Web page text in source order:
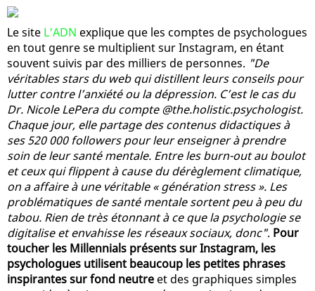
Le site L'ADN explique que les comptes de psychologues
en tout genre se multiplient sur Instagram, en étant
souvent suivis par des milliers de personnes. "De
véritables stars du web qui distillent leurs conseils pour
lutter contre l’anxiété ou la dépression. C’est le cas du
Dr. Nicole LePera du compte @the.holistic.psychologist.
Chaque jour, elle partage des contenus didactiques à
ses 520 000 followers pour leur enseigner à prendre
soin de leur santé mentale. Entre les burn-out au boulot
et ceux qui flippent à cause du dérèglement climatique,
on a affaire à une véritable « génération stress ». Les
problématiques de santé mentale sortent peu à peu du
tabou. Rien de très étonnant à ce que la psychologie se
digitalise et envahisse les réseaux sociaux, donc". Pour
toucher les Millennials présents sur Instagram, les
psychologues utilisent beaucoup les petites phrases
inspirantes sur fond neutre et des graphiques simples